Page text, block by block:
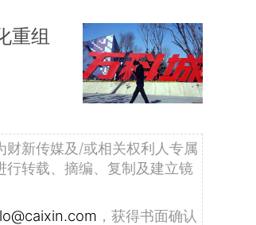
重组
财新传媒及/或相关权利人专属
行转载、摘编、复制及建立镜
，获得书面确认